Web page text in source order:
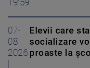
19:59
07-
08-
2026
Elevii care
socializare
proaste la